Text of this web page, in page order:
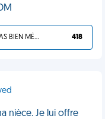
TU L'AS BIEN MÉRITÉ 418
nièce. Je lui offre